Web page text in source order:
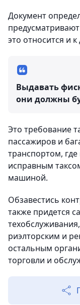
Документ
это относится и
Выдавать
они должны
Это требование
пассажиров и
транспортом, где
исправным
машиной.
Обзавестись
также придется
риэлторским и
остальным
торговли и